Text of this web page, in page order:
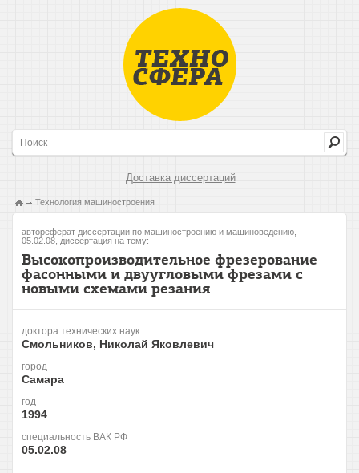
Доставка диссертаций
Технология машиностроения
автореферат диссертации по машиностроению и машиноведению,
05.02.08, диссертация на тему:
Высокопроизводительное фрезерование
фасонными и двуугловыми фрезами с
новыми схемами резания
доктора технических наук
Смольников, Николай Яковлевич
город
Самара
год
1994
специальность ВАК РФ
05.02.08